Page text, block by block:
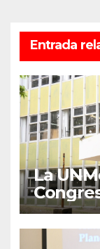
Entrada
La